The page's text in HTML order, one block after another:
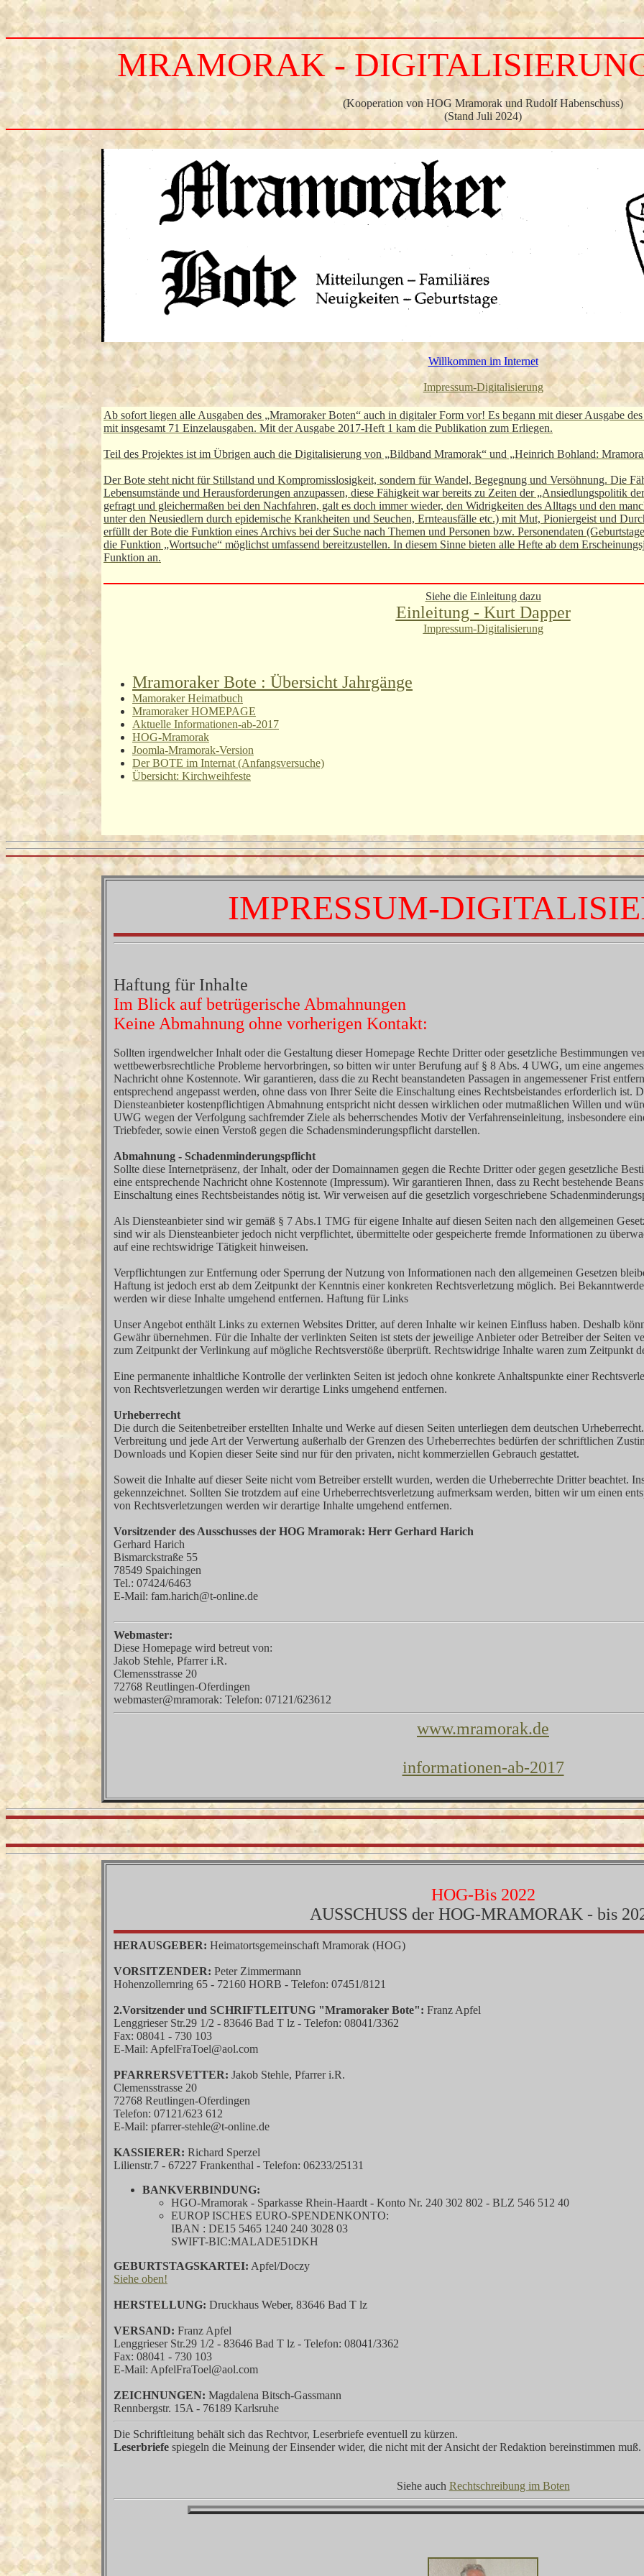
MRAMORAK -
(Kooperation von HOG Mramorak und Rudolf Habenschuss)
(Stand Juli 2024)
Willkommen im Internet
Impressum-Digitalisierung
Ab sofort liegen alle Ausgaben des „Mramoraker Boten“ auch in digitaler Form vor! Es begann mit dieser Ausgabe
mit insgesamt 71 Einzelausgaben. Mit der Ausgabe 2017-Heft 1 kam die Publikation zum Erliegen.
Teil des Projektes ist im Übrigen auch die Digitalisierung von „Bildband Mramorak“ und „Heinrich Bohland:
Der Bote steht nicht für Stillstand und Kompromisslosigkeit, sondern für Wandel, Begegnung und Versöhnung. Die
Lebensumstände und Herausforderungen anzupassen, diese Fähigkeit war bereits zu Zeiten der „Ansiedlungspolitik
gefragt und gleichermaßen bei den Nachfahren, galt es doch immer wieder, den Widrigkeiten des Alltags und den
unter den Neusiedlern durch epidemische Krankheiten und Seuchen, Ernteausfälle etc.) mit Mut, Pioniergeist und
erfüllt der Bote die Funktion eines Archivs bei der Suche nach Themen und Personen bzw. Personendaten
die Funktion „Wortsuche“ möglichst umfassend bereitzustellen. In diesem Sinne bieten alle Hefte ab dem
Funktion an.
Siehe die Einleitung dazu
Einleitung - Kurt Dapper
Impressum-Digitalisierung
Mramoraker Bote : Übersicht Jahrgänge
Mamoraker Heimatbuch
Mramoraker HOMEPAGE
Aktuelle Informationen-ab-2017
HOG-Mramorak
Joomla-Mramorak-Version
Der BOTE im Internat (Anfangsversuche)
Übersicht: Kirchweihfeste
IMPRESSUM-
Haftung für Inhalte
Im Blick auf betrügerische Abmahnungen
Keine Abmahnung ohne vorherigen Kontakt:
Sollten irgendwelcher Inhalt oder die Gestaltung dieser Homepage Rechte Dritter oder gesetzliche Bestimmungen
wettbewerbsrechtliche Probleme hervorbringen, so bitten wir unter Berufung auf § 8 Abs. 4 UWG, um eine
Nachricht ohne Kostennote. Wir garantieren, dass die zu Recht beanstandeten Passagen in angemessener Frist
entsprechend angepasst werden, ohne dass von Ihrer Seite die Einschaltung eines Rechtsbeistandes erforderlich ist.
Diensteanbieter kostenpflichtigen Abmahnung entspricht nicht dessen wirklichen oder mutmaßlichen Willen und
UWG wegen der Verfolgung sachfremder Ziele als beherrschendes Motiv der Verfahrenseinleitung, insbesondere
Triebfeder, sowie einen Verstoß gegen die Schadensminderungspflicht darstellen.
Abmahnung - Schadenminderungspflicht
Sollte diese Internetpräsenz, der Inhalt, oder der Domainnamen gegen die Rechte Dritter oder gegen gesetzliche
eine entsprechende Nachricht ohne Kostennote (Impressum). Wir garantieren Ihnen, dass zu Recht bestehende
Einschaltung eines Rechtsbeistandes nötig ist. Wir verweisen auf die gesetzlich vorgeschriebene
Als Diensteanbieter sind wir gemäß § 7 Abs.1 TMG für eigene Inhalte auf diesen Seiten nach den allgemeinen
sind wir als Diensteanbieter jedoch nicht verpflichtet, übermittelte oder gespeicherte fremde Informationen zu
auf eine rechtswidrige Tätigkeit hinweisen.
Verpflichtungen zur Entfernung oder Sperrung der Nutzung von Informationen nach den allgemeinen Gesetzen
Haftung ist jedoch erst ab dem Zeitpunkt der Kenntnis einer konkreten Rechtsverletzung möglich. Bei
werden wir diese Inhalte umgehend entfernen. Haftung für Links
Unser Angebot enthält Links zu externen Websites Dritter, auf deren Inhalte wir keinen Einfluss haben. Deshalb
Gewähr übernehmen. Für die Inhalte der verlinkten Seiten ist stets der jeweilige Anbieter oder Betreiber der Seiten
zum Zeitpunkt der Verlinkung auf mögliche Rechtsverstöße überprüft. Rechtswidrige Inhalte waren zum Zeitpunkt
Eine permanente inhaltliche Kontrolle der verlinkten Seiten ist jedoch ohne konkrete Anhaltspunkte einer
von Rechtsverletzungen werden wir derartige Links umgehend entfernen.
Urheberrecht
Die durch die Seitenbetreiber erstellten Inhalte und Werke auf diesen Seiten unterliegen dem deutschen
Verbreitung und jede Art der Verwertung außerhalb der Grenzen des Urheberrechtes bedürfen der schriftlichen
Downloads und Kopien dieser Seite sind nur für den privaten, nicht kommerziellen Gebrauch gestattet.
Soweit die Inhalte auf dieser Seite nicht vom Betreiber erstellt wurden, werden die Urheberrechte Dritter beachtet.
gekennzeichnet. Sollten Sie trotzdem auf eine Urheberrechtsverletzung aufmerksam werden, bitten wir um einen
von Rechtsverletzungen werden wir derartige Inhalte umgehend entfernen.
Vorsitzender des Ausschusses der HOG Mramorak: Herr Gerhard Harich
Gerhard Harich
Bismarckstraße 55
78549 Spaichingen
Tel.: 07424/6463
E-Mail: fam.harich@t-online.de
Webmaster:
Diese Homepage wird betreut von:
Jakob Stehle, Pfarrer i.R.
Clemensstrasse 20
72768 Reutlingen-Oferdingen
webmaster@mramorak: Telefon: 07121/623612
www.mramorak.de
informationen-ab-2017
HOG-Bis 2022
AUSSCHUSS der HOG-MRAMORAK - bis
HERAUSGEBER: Heimatortsgemeinschaft Mramorak (HOG)
VORSITZENDER: Peter Zimmermann
Hohenzollernring 65 - 72160 HORB - Telefon: 07451/8121
2.Vorsitzender und SCHRIFTLEITUNG "Mramoraker Bote": Franz Apfel
Lenggrieser Str.29 1/2 - 83646 Bad T lz - Telefon: 08041/3362
Fax: 08041 - 730 103
E-Mail: ApfelFraToel@aol.com
PFARRERSVETTER: Jakob Stehle, Pfarrer i.R.
Clemensstrasse 20
72768 Reutlingen-Oferdingen
Telefon: 07121/623 612
E-Mail: pfarrer-stehle@t-online.de
KASSIERER: Richard Sperzel
Lilienstr.7 - 67227 Frankenthal - Telefon: 06233/25131
BANKVERBINDUNG:
HGO-Mramorak - Sparkasse Rhein-Haardt - Konto Nr. 240 302 802 - BLZ 546 512 40
EUROP ISCHES EURO-SPENDENKONTO:
IBAN : DE15 5465 1240 240 3028 03
SWIFT-BIC:MALADE51DKH
GEBURTSTAGSKARTEI: Apfel/Doczy
Siehe oben!
HERSTELLUNG: Druckhaus Weber, 83646 Bad T lz
VERSAND: Franz Apfel
Lenggrieser Str.29 1/2 - 83646 Bad T lz - Telefon: 08041/3362
Fax: 08041 - 730 103
E-Mail: ApfelFraToel@aol.com
ZEICHNUNGEN: Magdalena Bitsch-Gassmann
Rennbergstr. 15A - 76189 Karlsruhe
Die Schriftleitung behält sich das Rechtvor, Leserbriefe eventuell zu kürzen.
Leserbriefe spiegeln die Meinung der Einsender wider, die nicht mit der Ansicht der Redaktion bereinstimmen muß.
Siehe auch Rechtschreibung im Boten